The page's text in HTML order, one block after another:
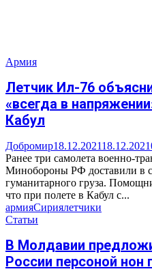
Армия
Летчик Ил-76
«всегда в
Кабул
Добромир18.12.202118.12.2021
Ранее три самолета военно-
Минобороны РФ доставили в
гуманитарного груза.
что при полете в Кабул с...
армияСириялетчики
Статьи
В Молдавии
России персоной нон